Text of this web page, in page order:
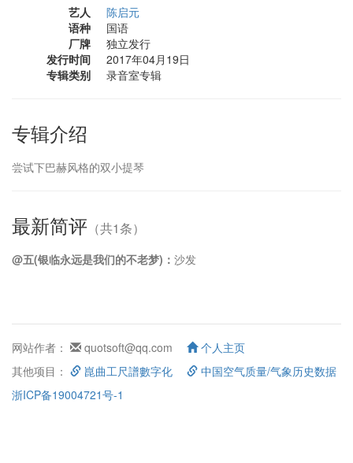
艺人
陈启元
语种
国语
厂牌
独立发行
发行时间
2017年04月19日
专辑类别
录音室专辑
专辑介绍
尝试下巴赫风格的双小提琴
最新简评 （共1条）
@五(银临永远是我们的不老梦)： 沙发
网站作者： quotsoft@qq.com
个人主页
其他项目：
崑曲工尺譜數字化
中国空气质量/气象历史数据
浙ICP备19004721号-1